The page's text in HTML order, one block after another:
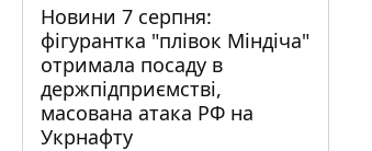
Новини 7 серпня:
фігурантка "плівок Міндіча"
отримала посаду в
держпідприємстві,
масована атака РФ на
Укрнафту